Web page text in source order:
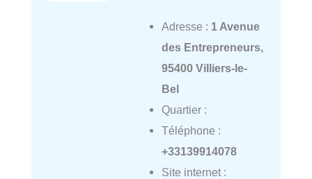
Adresse : 1 Avenue
des Entrepreneurs,
95400 Villiers-le-
Bel
Quartier :
Téléphone :
+33139914078
Site internet :